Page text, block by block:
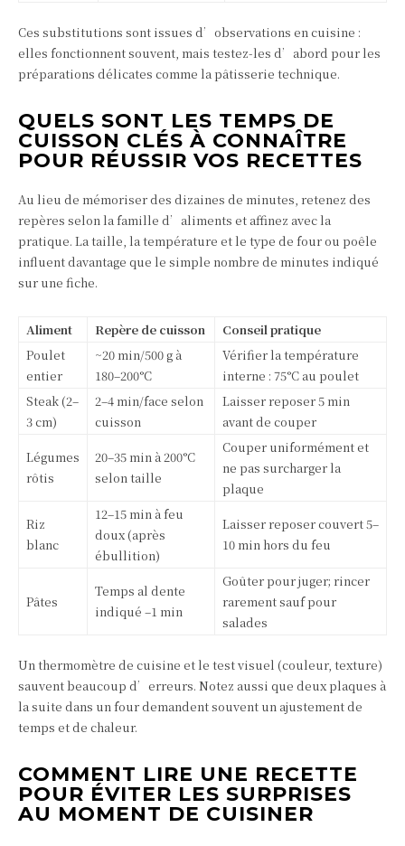
Ces substitutions sont issues d’observations en cuisine :
elles fonctionnent souvent, mais testez-les d’abord pour les
préparations délicates comme la pâtisserie technique.
QUELS SONT LES TEMPS DE
CUISSON CLÉS À CONNAÎTRE
POUR RÉUSSIR VOS RECETTES
Au lieu de mémoriser des dizaines de minutes, retenez des
repères selon la famille d’aliments et affinez avec la
pratique. La taille, la température et le type de four ou poêle
influent davantage que le simple nombre de minutes indiqué
sur une fiche.
Aliment Repère de cuisson
Conseil pratique
Poulet
entier
~20 min/500 g à
180–200°C
Vérifier la température
interne : 75°C au poulet
Steak (2–
3 cm)
2–4 min/face selon
cuisson
Laisser reposer 5 min
avant de couper
Légumes
rôtis
20–35 min à 200°C
selon taille
Couper uniformément et
ne pas surcharger la
plaque
Riz
blanc
12–15 min à feu
doux (après
ébullition)
Laisser reposer couvert 5–
10 min hors du feu
Pâtes
Temps al dente
indiqué –1 min
Goûter pour juger; rincer
rarement sauf pour
salades
Un thermomètre de cuisine et le test visuel (couleur, texture)
sauvent beaucoup d’erreurs. Notez aussi que deux plaques à
la suite dans un four demandent souvent un ajustement de
temps et de chaleur.
COMMENT LIRE UNE RECETTE
POUR ÉVITER LES SURPRISES
AU MOMENT DE CUISINER